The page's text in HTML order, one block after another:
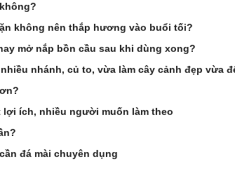
không nên thắp hương vào buổi tối?
mở nắp bồn cầu sau khi dùng xong?
nhánh, củ to, vừa làm cây cảnh đẹp vừa
ích, nhiều người muốn làm theo
đá mài chuyên dụng